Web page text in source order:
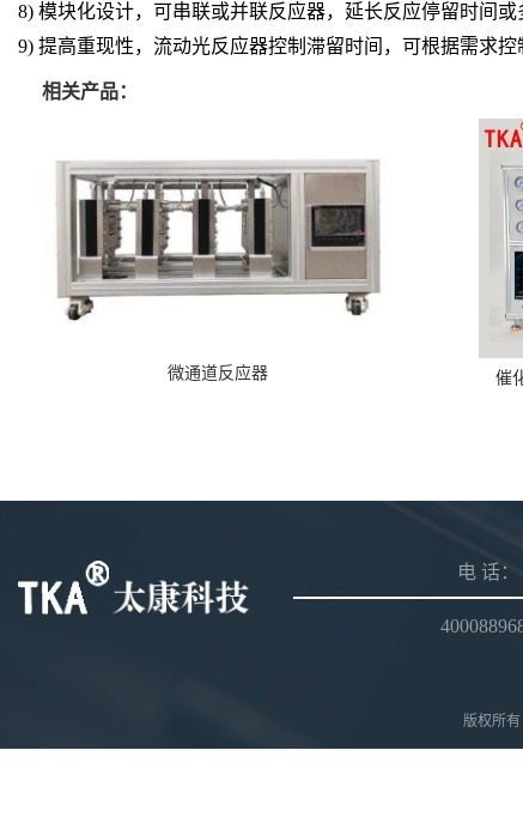
8) 模块化设计，可串联或并联反应器，延长反应停留时间或
9) 提高重现性，流动光反应器控制滞留时间，可根据需求控
相关产品：
微通道反应器 催
电 话：
版权所有